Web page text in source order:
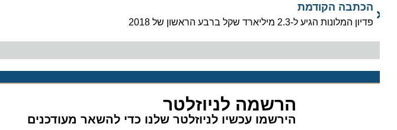
הכתבה הקודמת
פדיון המלונות הגיע ל-2.3 מיליארד שקל ברבע הראשון של 2018
הרשמה לניוזלטר
הירשמו עכשיו לניוזלטר שלנו כדי להשאר מעודכנים